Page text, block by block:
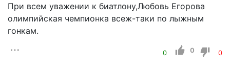
При всем уважении к биатлону,Любовь Егорова
олимпийская чемпионка всеж-таки по лыжным
гонкам.
0 0 0